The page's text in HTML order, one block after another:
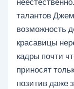
талантов
возможность
красавицы
кадры почти
приносят
позитив даже